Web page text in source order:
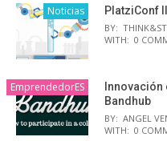
Noticias PlatziConf
BY:
WITH: 0
EmprendedorES
Bandhub
BY: ANGEL
WITH: 0